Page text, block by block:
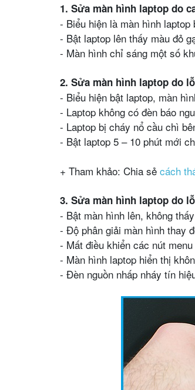
1. Sửa màn hình laptop do
- Biểu hiện là màn hình
- Bật laptop lên thấy màu đỏ
- Màn hình chỉ sáng một số
2. Sửa màn hình laptop do
- Biểu hiện bật laptop, màn
- Laptop không có đèn báo
- Laptop bị cháy nổ cầu chì
- Bật laptop 5 – 10 phút mới
+ Tham khảo: Chia sẻ cách
3. Sửa màn hình laptop do
- Bật màn hình lên, không
- Độ phân giải màn hình thay
- Mất điều khiển các nút
- Màn hình laptop hiển thị
- Đèn nguồn nhấp nháy tín